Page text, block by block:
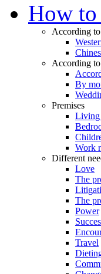
How to
According
According
By
Premises
Living
Work
Different
Love
The
The
Power
Travel